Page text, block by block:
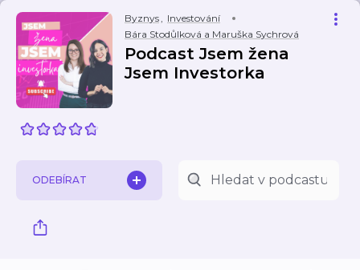
Byznys, Investování
Bára Stodůlková a Maruška Sychrová
Podcast Jsem žena
Jsem Investorka
ODEBÍRAT